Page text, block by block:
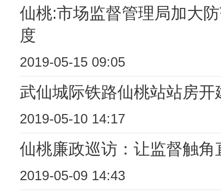
仙桃:市场监督管理局加大
度
2019-05-15 09:05
武仙城际铁路仙桃站站房
2019-05-10 14:17
仙桃廉政巡访：让监督触角
2019-05-09 14:43